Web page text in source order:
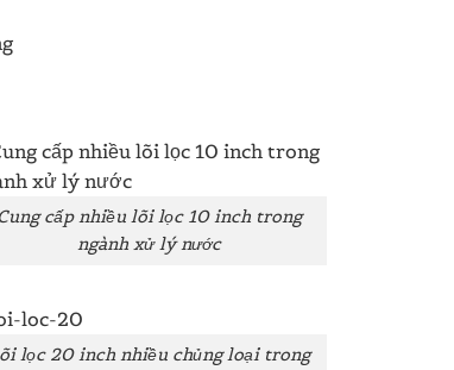
cấp nhiều lõi lọc 10 inch trong
ngành xử lý nước
lọc 20 inch nhiều chủng loại trong